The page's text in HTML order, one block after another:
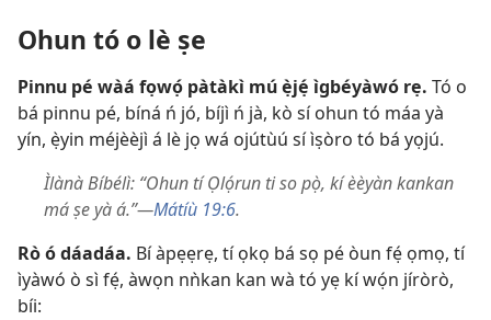
Ohun tó o lè ṣe
Pinnu pé wàá fọwọ́ pàtàkì mú ẹ̀jẹ́ ìgbéyàwó rẹ. Tó o
bá pinnu pé, bíná ń jó, bíjì ń jà, kò sí ohun tó máa yà
yín, ẹ̀yin méjèèjì á lè jọ wá ojútùú sí ìṣòro tó bá yọjú.
Ìlànà Bíbélì: “Ohun tí Ọlọ́run ti so pọ̀, kí èèyàn kankan
má ṣe yà á.”​—Mátíù 19:6.
Rò ó dáadáa. Bí àpẹẹrẹ, tí ọkọ bá sọ pé òun fẹ́ ọmọ, tí
ìyàwó ò sì fẹ́, àwọn nǹkan kan wà tó yẹ kí wọ́n jíròrò,
bíi: